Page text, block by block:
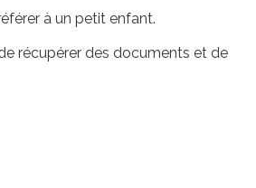
à un petit enfant.
récupérer des documents et de